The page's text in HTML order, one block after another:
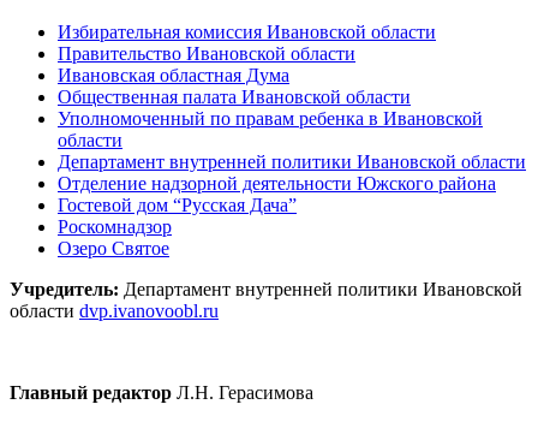
Избирательная комиссия Ивановской области
Правительство Ивановской области
Ивановская областная Дума
Общественная палата Ивановской области
Уполномоченный по правам ребенка в Ивановской
области
Департамент внутренней политики Ивановской области
Отделение надзорной деятельности Южского района
Гостевой дом “Русская Дача”
Роскомнадзор
Озеро Святое
Учредитель: Департамент внутренней политики Ивановской
области dvp.ivanovoobl.ru
Главный редактор Л.Н. Герасимова